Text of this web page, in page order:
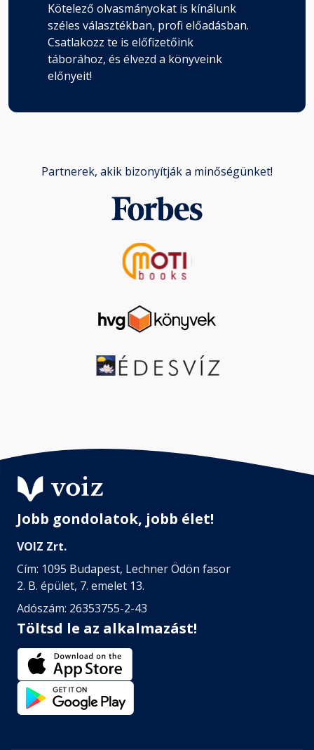
Kötelező olvasmányokat is kínálunk
széles választékban, profi előadásban.
Csatlakozz te is előfizetőink
táborához, és élvezd a könyveink
előnyeit!
Partnerek, akik bizonyítják a minőségünket!
Jobb gondolatok, jobb élet!
VOIZ Zrt.
Cím: 1095 Budapest, Lechner Ödön fasor
2. B. épület, 7. emelet 13.
Adószám: 26353755-2-43
Töltsd le az alkalmazást!